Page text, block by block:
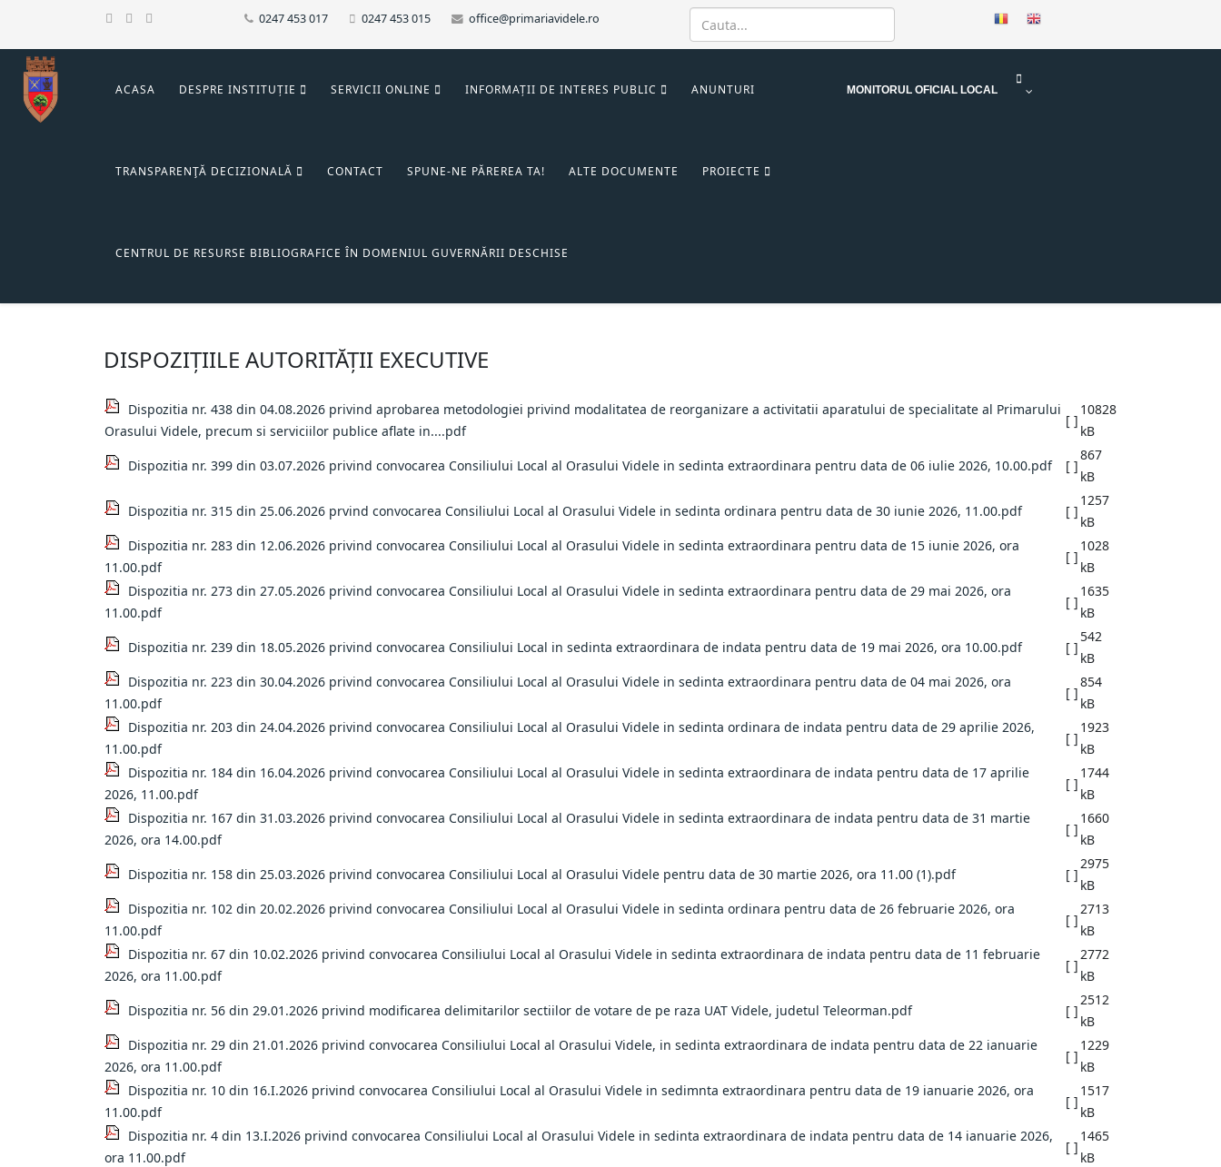
0247 453 017 0247 453 015 office@primariavidele.ro
ACASA DESPRE INSTITUȚIE SERVICII ONLINE INFORMAȚII DE INTERES PUBLIC ANUNTURI
TRANSPARENŢĂ DECIZIONALĂ CONTACT SPUNE-NE PĂREREA TA! ALTE DOCUMENTE PROIECTE
CENTRUL DE RESURSE BIBLIOGRAFICE ÎN DOMENIUL GUVERNĂRII DESCHISE
MONITORUL OFICIAL LOCAL
DISPOZIȚIILE AUTORITĂȚII EXECUTIVE
Dispozitia nr. 438 din 04.08.2026 privind aprobarea metodologiei privind modalitatea de reorganizare a activitatii aparatului de specialitate al Primarului
Orasului Videle, precum si serviciilor publice aflate in....pdf
[ ]
10828
kB
Dispozitia nr. 399 din 03.07.2026 privind convocarea Consiliului Local al Orasului Videle in sedinta extraordinara pentru data de 06 iulie 2026, 10.00.pdf
[ ]
867
kB
Dispozitia nr. 315 din 25.06.2026 prvind convocarea Consiliului Local al Orasului Videle in sedinta ordinara pentru data de 30 iunie 2026, 11.00.pdf
[ ]
1257
kB
Dispozitia nr. 283 din 12.06.2026 privind convocarea Consiliului Local al Orasului Videle in sedinta extraordinara pentru data de 15 iunie 2026, ora
11.00.pdf
[ ]
1028
kB
Dispozitia nr. 273 din 27.05.2026 privind convocarea Consiliului Local al Orasului Videle in sedinta extraordinara pentru data de 29 mai 2026, ora
11.00.pdf
[ ]
1635
kB
Dispozitia nr. 239 din 18.05.2026 privind convocarea Consiliului Local in sedinta extraordinara de indata pentru data de 19 mai 2026, ora 10.00.pdf
[ ]
542
kB
Dispozitia nr. 223 din 30.04.2026 privind convocarea Consiliului Local al Orasului Videle in sedinta extraordinara pentru data de 04 mai 2026, ora
11.00.pdf
[ ]
854
kB
Dispozitia nr. 203 din 24.04.2026 privind convocarea Consiliului Local al Orasului Videle in sedinta ordinara de indata pentru data de 29 aprilie 2026,
11.00.pdf
[ ]
1923
kB
Dispozitia nr. 184 din 16.04.2026 privind convocarea Consiliului Local al Orasului Videle in sedinta extraordinara de indata pentru data de 17 aprilie
2026, 11.00.pdf
[ ]
1744
kB
Dispozitia nr. 167 din 31.03.2026 privind convocarea Consiliului Local al Orasului Videle in sedinta extraordinara de indata pentru data de 31 martie
2026, ora 14.00.pdf
[ ]
1660
kB
Dispozitia nr. 158 din 25.03.2026 privind convocarea Consiliului Local al Orasului Videle pentru data de 30 martie 2026, ora 11.00 (1).pdf
[ ]
2975
kB
Dispozitia nr. 102 din 20.02.2026 privind convocarea Consiliului Local al Orasului Videle in sedinta ordinara pentru data de 26 februarie 2026, ora
11.00.pdf
[ ]
2713
kB
Dispozitia nr. 67 din 10.02.2026 privind convocarea Consiliului Local al Orasului Videle in sedinta extraordinara de indata pentru data de 11 februarie
2026, ora 11.00.pdf
[ ]
2772
kB
Dispozitia nr. 56 din 29.01.2026 privind modificarea delimitarilor sectiilor de votare de pe raza UAT Videle, judetul Teleorman.pdf
[ ]
2512
kB
Dispozitia nr. 29 din 21.01.2026 privind convocarea Consiliului Local al Orasului Videle, in sedinta extraordinara de indata pentru data de 22 ianuarie
2026, ora 11.00.pdf
[ ]
1229
kB
Dispozitia nr. 10 din 16.I.2026 privind convocarea Consiliului Local al Orasului Videle in sedimnta extraordinara pentru data de 19 ianuarie 2026, ora
11.00.pdf
[ ]
1517
kB
Dispozitia nr. 4 din 13.I.2026 privind convocarea Consiliului Local al Orasului Videle in sedinta extraordinara de indata pentru data de 14 ianuarie 2026,
ora 11.00.pdf
[ ]
1465
kB